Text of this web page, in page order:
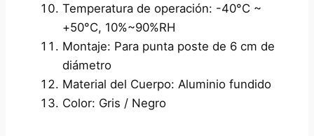
Temperatura de operación: -40°C ~
+50°C, 10%~90%RH
Montaje: Para punta poste de 6 cm de
diámetro
Material del Cuerpo: Aluminio fundido
Color: Gris / Negro